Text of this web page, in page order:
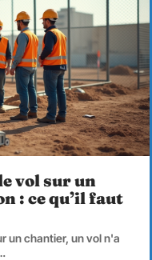
vol sur un
: ce qu’il faut
un chantier, un vol n'a